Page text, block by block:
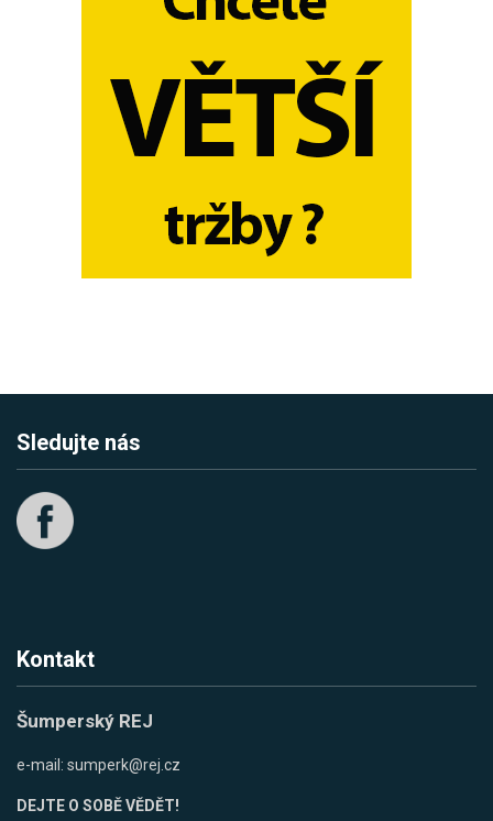
Sledujte nás
Kontakt
Šumperský REJ
e-mail: sumperk@rej.cz
DEJTE O SOBĚ VĚDĚT!